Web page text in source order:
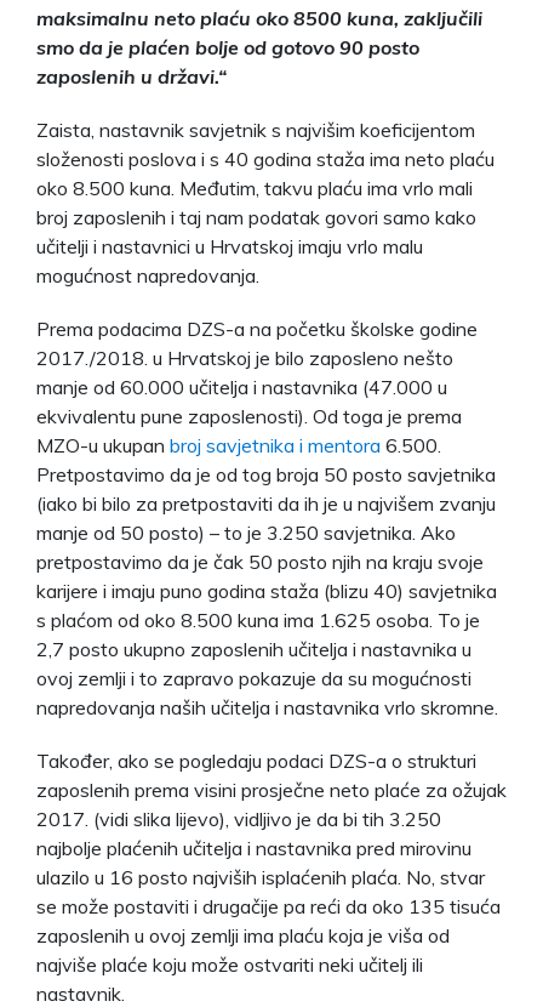
maksimalnu neto plaću oko 8500 kuna, zaključili
smo da je plaćen bolje od gotovo 90 posto
zaposlenih u državi.“
Zaista, nastavnik savjetnik s najvišim koeficijentom
složenosti poslova i s 40 godina staža ima neto plaću
oko 8.500 kuna. Međutim, takvu plaću ima vrlo mali
broj zaposlenih i taj nam podatak govori samo kako
učitelji i nastavnici u Hrvatskoj imaju vrlo malu
mogućnost napredovanja.
Prema podacima DZS-a na početku školske godine
2017./2018. u Hrvatskoj je bilo zaposleno nešto
manje od 60.000 učitelja i nastavnika (47.000 u
ekvivalentu pune zaposlenosti). Od toga je prema
MZO-u ukupan broj savjetnika i mentora 6.500.
Pretpostavimo da je od tog broja 50 posto savjetnika
(iako bi bilo za pretpostaviti da ih je u najvišem zvanju
manje od 50 posto) – to je 3.250 savjetnika. Ako
pretpostavimo da je čak 50 posto njih na kraju svoje
karijere i imaju puno godina staža (blizu 40) savjetnika
s plaćom od oko 8.500 kuna ima 1.625 osoba. To je
2,7 posto ukupno zaposlenih učitelja i nastavnika u
ovoj zemlji i to zapravo pokazuje da su mogućnosti
napredovanja naših učitelja i nastavnika vrlo skromne.
Također, ako se pogledaju podaci DZS-a o strukturi
zaposlenih prema visini prosječne neto plaće za ožujak
2017. (vidi slika lijevo), vidljivo je da bi tih 3.250
najbolje plaćenih učitelja i nastavnika pred mirovinu
ulazilo u 16 posto najviših isplaćenih plaća. No, stvar
se može postaviti i drugačije pa reći da oko 135 tisuća
zaposlenih u ovoj zemlji ima plaću koja je viša od
najviše plaće koju može ostvariti neki učitelj ili
nastavnik.